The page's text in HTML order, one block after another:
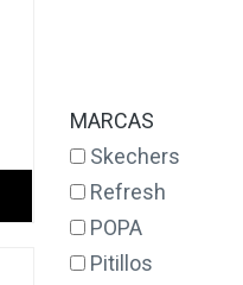
MARCAS
Skechers
Refresh
POPA
Pitillos